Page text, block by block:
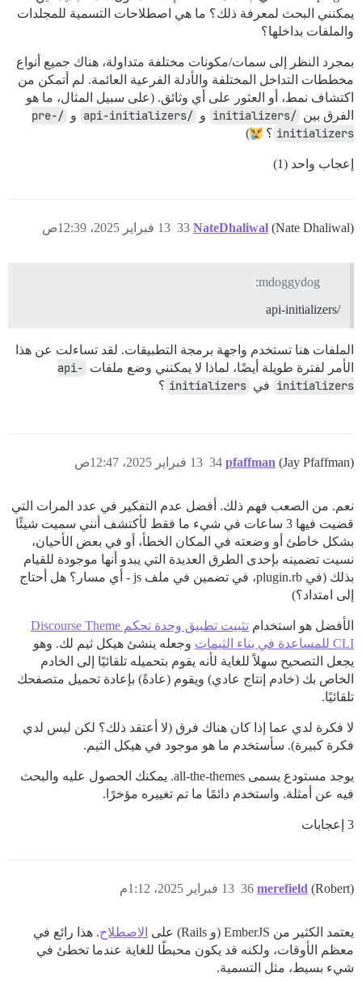
يمكنني البحث لمعرفة ذلك؟ ما هي اصطلاحات التسمية للمجلدات
والملفات بداخلها؟
بمجرد النظر إلى سمات/مكونات مختلفة متداولة، هناك جميع أنواع
مخططات التداخل المختلفة والأدلة الفرعية العائمة. لم أتمكن من
اكتشاف نمط، أو العثور على أي وثائق. (على سبيل المثال، ما هو
الفرق بين /initializers و /api-initializers و
/pre-
initializers ؟ )
إعجاب واحد (1)
NateDhaliwal (Nate Dhaliwal) 13 فبراير 2025، 12:39ص 33
mdoggydog:
/api-initializers
الملفات هنا تستخدم واجهة برمجة التطبيقات. لقد تساءلت عن هذا
الأمر لفترة طويلة أيضًا، لماذا لا يمكنني وضع ملفات api-
initializers في initializers ؟
pfaffman (Jay Pfaffman) 13 فبراير 2025، 12:47ص 34
نعم. من الصعب فهم ذلك. أفضل عدم التفكير في عدد المرات التي
قضيت فيها 3 ساعات في شيء ما فقط لأكتشف أنني سميت شيئًا
بشكل خاطئ أو وضعته في المكان الخطأ، أو في بعض الأحيان،
نسيت تضمينه بإحدى الطرق العديدة التي يبدو أنها موجودة للقيام
بذلك (في plugin.rb، في تضمين في ملف js - أي مسار؟ هل أحتاج
إلى امتداد؟)
الأفضل هو استخدام
تثبيت تطبيق وحدة تحكم Discourse Theme
CLI للمساعدة في بناء الثيمات
وجعله ينشئ هيكل ثيم لك. وهو
يجعل التصحيح سهلاً للغاية لأنه يقوم بتحميله تلقائيًا إلى الخادم
الخاص بك (خادم إنتاج عادي) ويقوم (عادةً) بإعادة تحميل متصفحك
تلقائيًا.
لا فكرة لدي عما إذا كان هناك فرق (لا أعتقد ذلك؟ لكن ليس لدي
فكرة كبيرة). سأستخدم ما هو موجود في هيكل الثيم.
يوجد مستودع يسمى all-the-themes. يمكنك الحصول عليه والبحث
فيه عن أمثلة. واستخدم دائمًا ما تم تغييره مؤخرًا.
3 إعجابات
merefield (Robert) 13 فبراير 2025، 1:12م 36
يعتمد الكثير من EmberJS (و Rails) على الاصطلاح. هذا رائع في
معظم الأوقات، ولكنه قد يكون محبطًا للغاية عندما تخطئ في
شيء بسيط، مثل التسمية.